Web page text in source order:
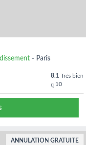
- Paris
8.1 Très bien
10
ANNULATION GRATUITE